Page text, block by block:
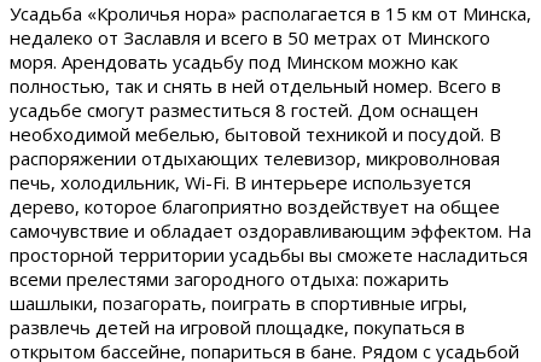
Усадьба «Кроличья нора» располагается в 15 км от Минска,
недалеко от Заславля и всего в 50 метрах от Минского
моря. Арендовать усадьбу под Минском можно как
полностью, так и снять в ней отдельный номер. Всего в
усадьбе смогут разместиться 8 гостей. Дом оснащен
необходимой мебелью, бытовой техникой и посудой. В
распоряжении отдыхающих телевизор, микроволновая
печь, холодильник, Wi-Fi. В интерьере используется
дерево, которое благоприятно воздействует на общее
самочувствие и обладает оздоравливающим эффектом. На
просторной территории усадьбы вы сможете насладиться
всеми прелестями загородного отдыха: пожарить
шашлыки, позагорать, поиграть в спортивные игры,
развлечь детей на игровой площадке, покупаться в
открытом бассейне, попариться в бане. Рядом с усадьбой